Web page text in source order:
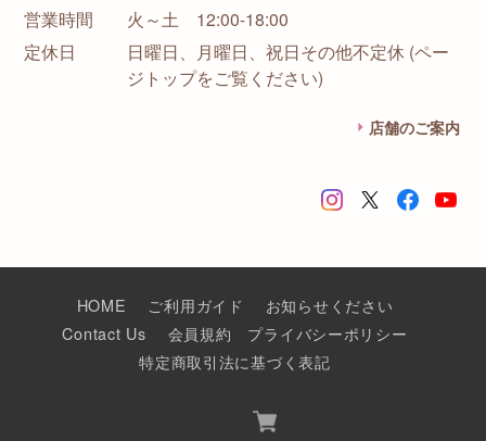
営業時間
火～土 12:00-18:00
定休日
日曜日、月曜日、祝日その他不定休 (ペー
ジトップをご覧ください)
店舗のご案内
HOME ご利用ガイド
お知らせください
Contact Us
会員規約
プライバシーポリシー
特定商取引法に基づく表記